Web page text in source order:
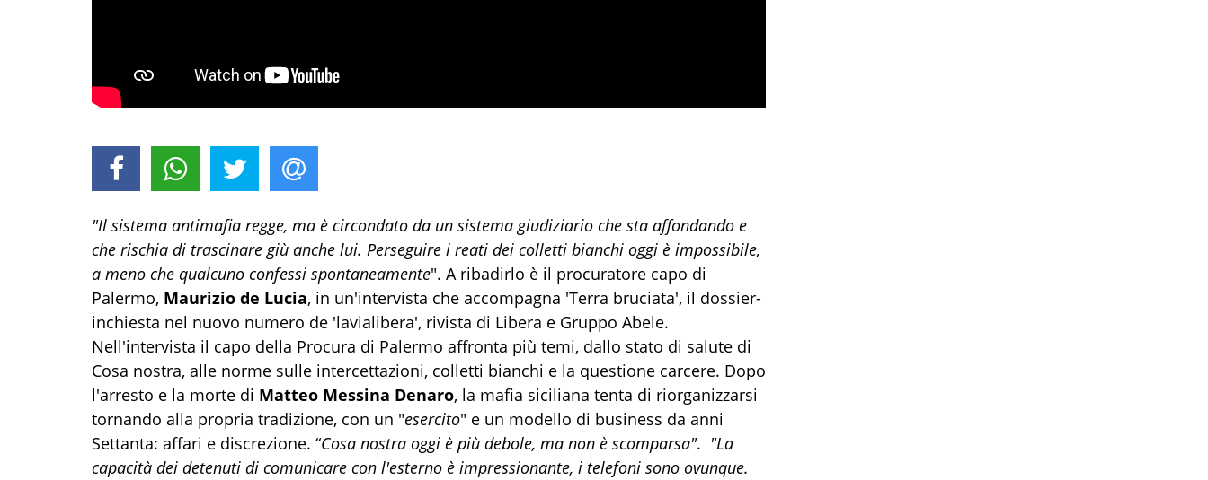
"Il sistema antimafia regge, ma è circondato da un sistema giudiziario che sta affondando e
che rischia di trascinare giù anche lui. Perseguire i reati dei colletti bianchi oggi è impossibile,
a meno che qualcuno confessi spontaneamente". A ribadirlo è il procuratore capo di
Palermo, Maurizio de Lucia, in un'intervista che accompagna 'Terra bruciata', il dossier-
inchiesta nel nuovo numero de 'lavialibera', rivista di Libera e Gruppo Abele.
Nell'intervista il capo della Procura di Palermo affronta più temi, dallo stato di salute di
Cosa nostra, alle norme sulle intercettazioni, colletti bianchi e la questione carcere. Dopo
l'arresto e la morte di Matteo Messina Denaro, la mafia siciliana tenta di riorganizzarsi
tornando alla propria tradizione, con un "esercito" e un modello di business da anni
Settanta: affari e discrezione. “Cosa nostra oggi è più debole, ma non è scomparsa". "La
capacità dei detenuti di comunicare con l'esterno è impressionante, i telefoni sono ovunque.